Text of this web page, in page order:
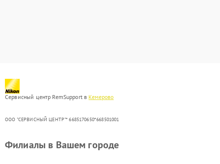
Сервисный центр RemSupport в Кемерово
ООО "СЕРВИСНЫЙ ЦЕНТР"* 6685170650*668501001
Филиалы в Вашем городе